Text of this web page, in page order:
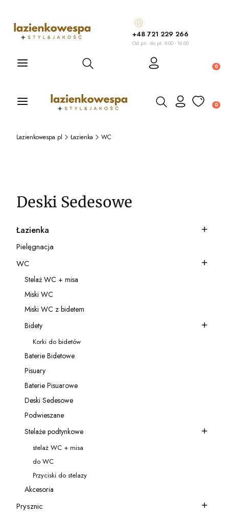
+48 721 229 266
Od pn. do pt. 9.00 - 16.00
Otwórz wyszukiwarkę
Otwórz wyszukiwarkę
Lazienkowespa.pl Łazienka WC
Deski Sedesowe
Kategoria - Łazienka
Łazienka
Kategoria - Pielęgnacja
Pielęgnacja
Kategoria - WC
WC
Kategoria - Stelaż WC + misa
Stelaż WC + misa
Kategoria - Miski WC
Miski WC
Kategoria - Miski WC z bidetem
Miski WC z bidetem
Kategoria - Bidety
Bidety
Kategoria - Korki do bidetów
Korki do bidetów
Kategoria - Baterie Bidetowe
Baterie Bidetowe
Kategoria - Pisuary
Pisuary
Kategoria - Baterie Pisuarowe
Baterie Pisuarowe
Kategoria - Deski Sedesowe
Deski Sedesowe
Kategoria - Podwieszane
Podwieszane
Kategoria - Stelaże podtynkowe
Stelaże podtynkowe
Kategoria - stelaż WC + misa
stelaż WC + misa
Kategoria - do WC
do WC
Kategoria - Przyciski do stelazy
Przyciski do stelazy
Kategoria - Akcesoria
Akcesoria
Kategoria - Prysznic
Prysznic